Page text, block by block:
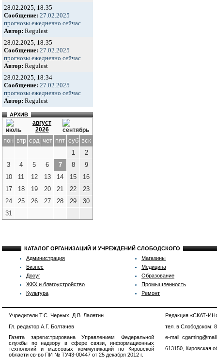
28.02.2025, 18:35
Сообщение: 27.02.2025
прогнозы ежедневно сейчас
Автор: Regulest
28.02.2025, 18:35
Сообщение: 27.02.2025
прогнозы ежедневно сейчас
Автор: Regulest
28.02.2025, 18:34
Сообщение: 27.02.2025
прогнозы ежедневно сейчас
Автор: Regulest
АРХИВ
август
2026
пон втр срд чет пят суб вск
1
2
3
4 5 6 7 8
9
10
11 12 13 14 15
16
17
18 19 20 21 22
23
24
25 26 27 28 29
30
31
КАТАЛОГ ОРГАНИЗАЦИЙ И УЧРЕЖДЕНИЙ СЛОБОДСКОГО
Администрация
Бизнес
Досуг
ЖКХ и благоустройство
Культура
Магазины
Медицина
Образование
Промышленность
Ремонт
Учредители Т.С. Черных, Д.В. Лалетин
Гл. редактор А.Г. Болтачев
Газета зарегистрирована Управлением Федеральной
службы по надзору в сфере связи, информационных
технологий и массовых коммуникаций по Кировской
области св-во ПИ № ТУ43-00447 от 25 декабря 2012 г.
Редакция «СКАТ-
тел. в Слободском:
e-mail:
613150, Кировская